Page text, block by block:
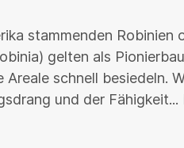
stammenden Robinien
gelten als
Areale schnell besiedeln.
und der Fähigkeit...